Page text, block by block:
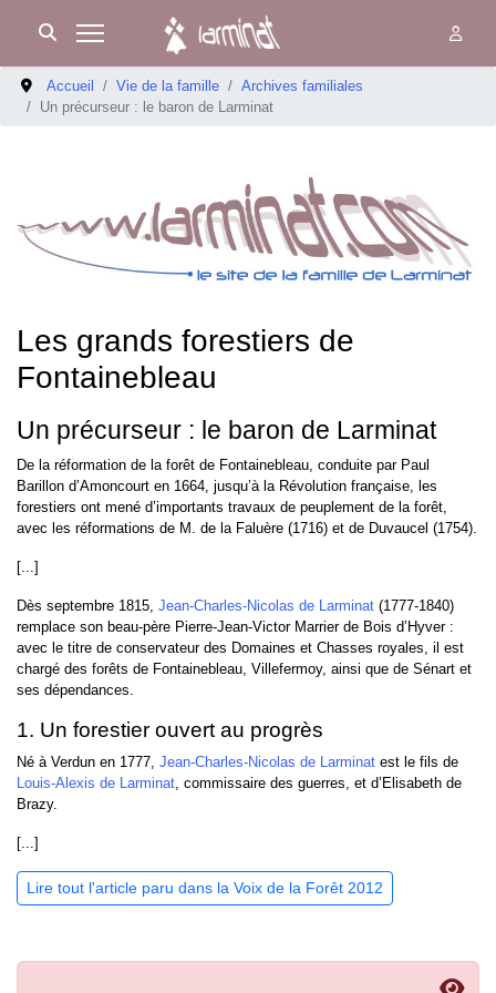
Accueil Vie de la famille
Archives familiales
Un précurseur : le baron de Larminat
Les grands forestiers de
Fontainebleau
Un précurseur : le baron de Larminat
De la réformation de la forêt de Fontainebleau, conduite par Paul
Barillon d’Amoncourt en 1664, jusqu’à la Révolution française, les
forestiers ont mené d’importants travaux de peuplement de la forêt,
avec les réformations de M. de la Faluère (1716) et de Duvaucel (1754).
[...]
Dès septembre 1815, Jean-Charles-Nicolas de Larminat (1777-1840)
remplace son beau-père Pierre-Jean-Victor Marrier de Bois d’Hyver :
avec le titre de conservateur des Domaines et Chasses royales, il est
chargé des forêts de Fontainebleau, Villefermoy, ainsi que de Sénart et
ses dépendances.
1. Un forestier ouvert au progrès
Né à Verdun en 1777, Jean-Charles-Nicolas de Larminat est le fils de
Louis-Alexis de Larminat, commissaire des guerres, et d’Elisabeth de
Brazy.
[...]
Lire tout l'article paru dans la Voix de la Forêt 2012